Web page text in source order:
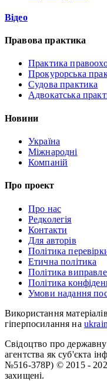
Відео
Правова практика
Практика
Прокурорська
Судова практика
Адвокатська
Новини
Україна
Міжнародні
Компаній
Про проект
Про нас
Редколегія
Контакти
Для авторів
Політика
Етична політика
Політика
Політика
Умови надання
Використання
гіперпосилання на
Свідоцтво про
агентства як суб'єкта
№516-378Р) © 2015 -
захищені.